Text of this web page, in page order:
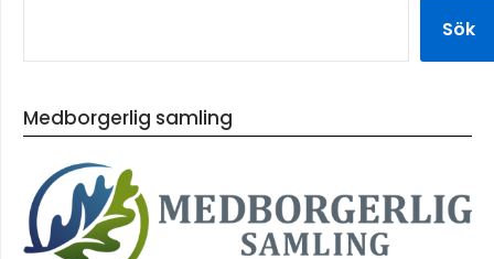
Sök
Medborgerlig samling